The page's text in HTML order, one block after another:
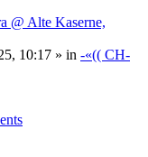
@ Alte Kaserne,
10:17 » in -«(( CH-